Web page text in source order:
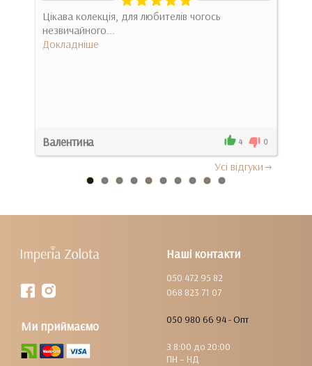
Цікава колекція, для любителів чогось
незвичайного...
Докладніше
Валентина 4 0
Усi вiдгуки
Наші контакти
050 472 95 82
068 823 71 07
050 980 66 94 - Опт
З 8:00 до 20:00
ПН – НД
Ми приймаємо